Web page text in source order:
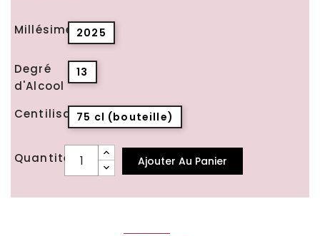
Millésime 2025
Degré
d'Alcool
13
Centilisation75 cl (bouteille)
Quantité Ajouter Au Panier